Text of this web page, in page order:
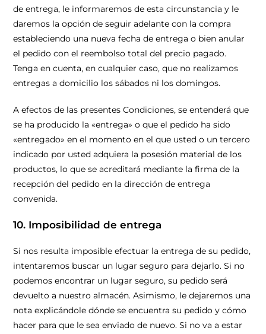
de entrega, le informaremos de esta circunstancia y le
daremos la opción de seguir adelante con la compra
estableciendo una nueva fecha de entrega o bien anular
el pedido con el reembolso total del precio pagado.
Tenga en cuenta, en cualquier caso, que no realizamos
entregas a domicilio los sábados ni los domingos.
A efectos de las presentes Condiciones, se entenderá que
se ha producido la «entrega» o que el pedido ha sido
«entregado» en el momento en el que usted o un tercero
indicado por usted adquiera la posesión material de los
productos, lo que se acreditará mediante la firma de la
recepción del pedido en la dirección de entrega
convenida.
10. Imposibilidad de entrega
Si nos resulta imposible efectuar la entrega de su pedido,
intentaremos buscar un lugar seguro para dejarlo. Si no
podemos encontrar un lugar seguro, su pedido será
devuelto a nuestro almacén. Asimismo, le dejaremos una
nota explicándole dónde se encuentra su pedido y cómo
hacer para que le sea enviado de nuevo. Si no va a estar